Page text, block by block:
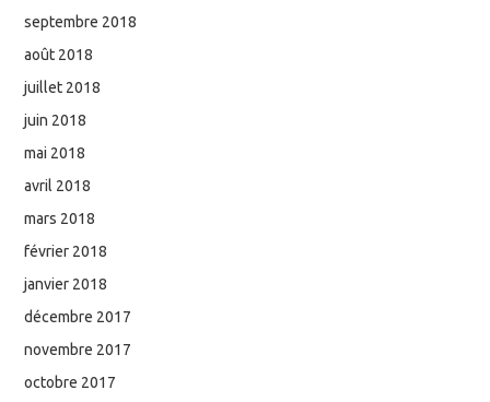
septembre 2018
août 2018
juillet 2018
juin 2018
mai 2018
avril 2018
mars 2018
février 2018
janvier 2018
décembre 2017
novembre 2017
octobre 2017